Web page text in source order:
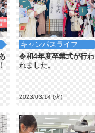
キャンパスライフ
令和4年度卒業式が行わ
れました。
2023/03/14 (火)